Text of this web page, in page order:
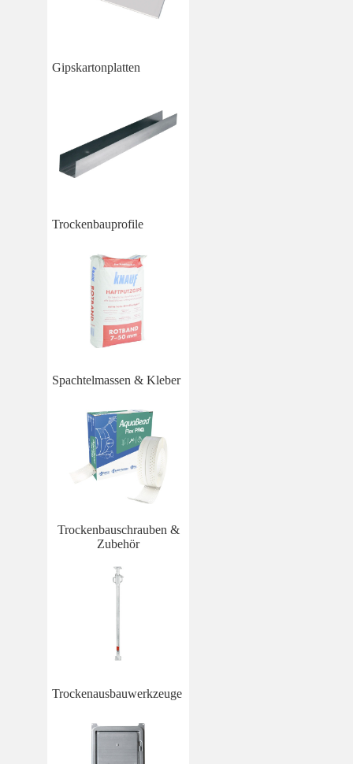
Gipskartonplatten
Trockenbauprofile
Spachtelmassen & Kleber
Trockenbauschrauben &
Zubehör
Trockenausbauwerkzeuge